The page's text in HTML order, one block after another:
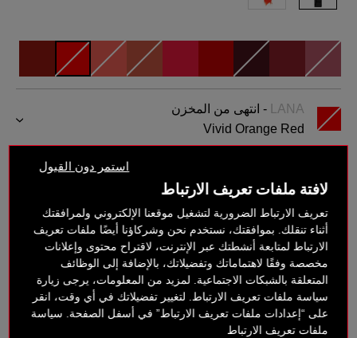
استمر دون القبول
لافتة ملفات تعريف الارتباط
تعريف الارتباط الضرورية لتشغيل موقعنا الإلكتروني ولمرافقتك
أثناء تنقلك. بموافقتك، نستخدم نحن وشركاؤنا أيضًا ملفات تعريف
الارتباط لمتابعة أنشطتك عبر الإنترنت، لاقتراح محتوى وإعلانات
مخصصة وفقًا لاهتماماتك وتفضيلاتك، بالإضافة إلى الوظائف
المتعلقة بالشبكات الاجتماعية. لمزيد من المعلومات، يرجى زيارة
سياسة ملفات تعريف الارتباط. لتغيير تفضيلاتك في أي وقت، انقر
على “إعدادات ملفات تعريف الارتباط” في أسفل الصفحة. سياسة
ملفات تعريف الارتباط
LANA
- انتهى من المخزن
Vivid Orange Red
خيارات الدفع بدون فائدة